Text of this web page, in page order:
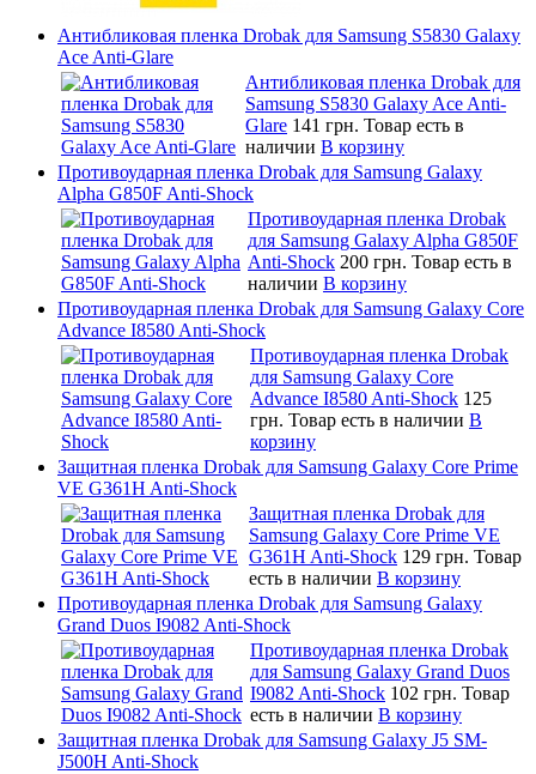
Антибликовая пленка Drobak для Samsung S5830 Galaxy
Ace Anti-Glare
Антибликовая пленка Drobak для
Samsung S5830 Galaxy Ace Anti-
Glare 141 грн. Товар есть в
наличии В корзину
Противоударная пленка Drobak для Samsung Galaxy
Alpha G850F Anti-Shock
Противоударная пленка Drobak
для Samsung Galaxy Alpha G850F
Anti-Shock 200 грн. Товар есть в
наличии В корзину
Противоударная пленка Drobak для Samsung Galaxy Core
Advance I8580 Anti-Shock
Противоударная пленка Drobak
для Samsung Galaxy Core
Advance I8580 Anti-Shock 125
грн. Товар есть в наличии В
корзину
Защитная пленка Drobak для Samsung Galaxy Core Prime
VE G361H Anti-Shock
Защитная пленка Drobak для
Samsung Galaxy Core Prime VE
G361H Anti-Shock 129 грн. Товар
есть в наличии В корзину
Противоударная пленка Drobak для Samsung Galaxy
Grand Duos I9082 Anti-Shock
Противоударная пленка Drobak
для Samsung Galaxy Grand Duos
I9082 Anti-Shock 102 грн. Товар
есть в наличии В корзину
Защитная пленка Drobak для Samsung Galaxy J5 SM-
J500H Anti-Shock